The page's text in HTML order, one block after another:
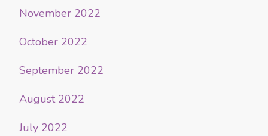
November 2022
October 2022
September 2022
August 2022
July 2022